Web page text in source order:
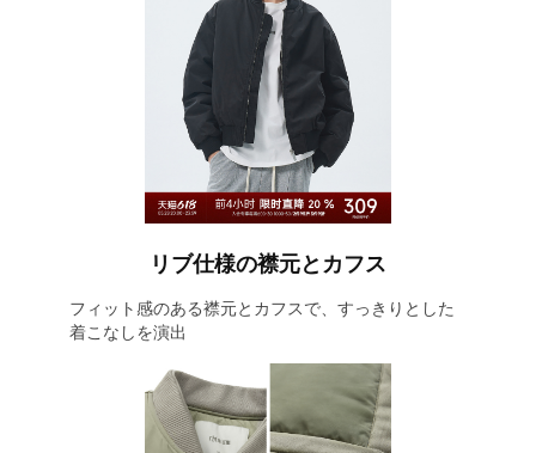
リブ仕様の襟元とカフス
フィット感のある襟元とカフスで、すっきりとした
着こなしを演出